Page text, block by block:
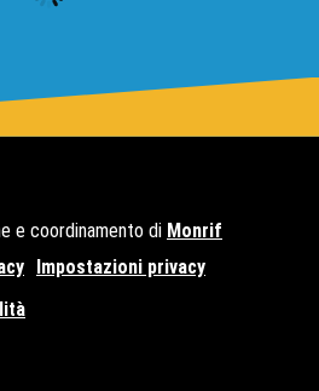
e coordinamento di Monrif
Impostazioni privacy